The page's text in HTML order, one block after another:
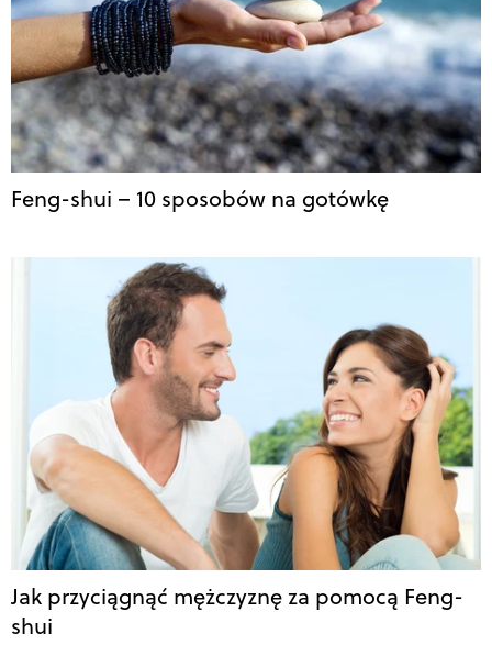
Feng-shui – 10 sposobów na gotówkę
Jak przyciągnąć mężczyznę za pomocą Feng-
shui